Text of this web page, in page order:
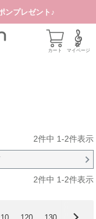
ンプレゼント♪
カート マイページ
2件中 1-2件表示
2件中 1-2件表示